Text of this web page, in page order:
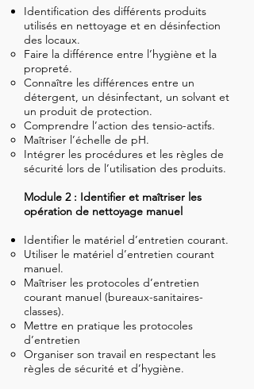
Identification des différents produits
utilisés en nettoyage et en désinfection
des locaux.
Faire la différence entre l’hygiène et la
propreté.
Connaître les différences entre un
détergent, un désinfectant, un solvant et
un produit de protection.
Comprendre l’action des tensio-actifs.
Maîtriser l’échelle de pH.
Intégrer les procédures et les règles de
sécurité lors de l’utilisation des produits.
Module 2 : Identifier et maîtriser les
opération de nettoyage manuel
Identifier le matériel d’entretien courant.
Utiliser le matériel d’entretien courant
manuel.
Maîtriser les protocoles d’entretien
courant manuel (bureaux-sanitaires-
classes).
Mettre en pratique les protocoles
d’entretien
Organiser son travail en respectant les
règles de sécurité et d’hygiène.